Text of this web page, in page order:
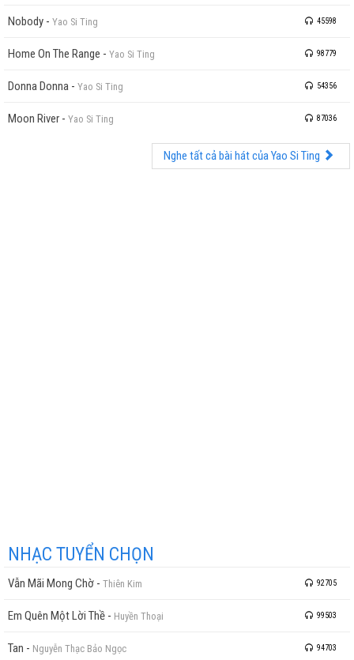
Nobody - Yao Si Ting 45598
Home On The Range - Yao Si Ting 98779
Donna Donna - Yao Si Ting 54356
Moon River - Yao Si Ting 87036
Nghe tất cả bài hát của Yao Si Ting
NHẠC TUYỂN CHỌN
Vẫn Mãi Mong Chờ - Thiên Kim 92705
Em Quên Một Lời Thề - Huyền Thoại 99503
Tan - Nguyễn Thạc Bảo Ngọc 94703